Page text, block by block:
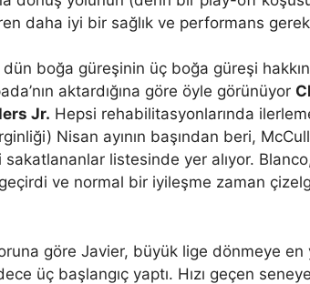
daha iyi bir sağlık ve performans
dün boğa güreşinin üç boğa güreşi
aktardığına göre öyle görünüyor
Jr. Hepsi rehabilitasyonlarında
Nisan ayının başından beri,
sakatlananlar listesinde yer alıyor.
ve normal bir iyileşme zaman
göre Javier, büyük lige dönmeye en
üç başlangıç ​​yaptı. Hızı geçen